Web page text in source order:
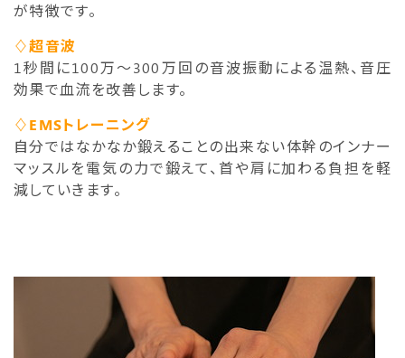
が特徴です。
♢超音波
1秒間に100万～300万回の音波振動による温熱、音圧
効果で血流を改善します。
♢EMSトレーニング
自分ではなかなか鍛えることの出来ない体幹のインナー
マッスルを電気の力で鍛えて、首や肩に加わる負担を軽
減していきます。